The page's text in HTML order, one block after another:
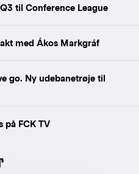
til Conference League
med Ákos Markgráf
go. Ny udebanetrøje til
på FCK TV